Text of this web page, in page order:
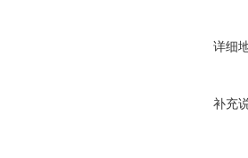
详细
补充